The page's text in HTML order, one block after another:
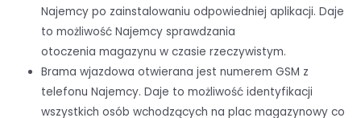
Najemcy po zainstalowaniu odpowiedniej aplikacji. Daje
to możliwość Najemcy sprawdzania
otoczenia magazynu w czasie rzeczywistym.
Brama wjazdowa otwierana jest numerem GSM z
telefonu Najemcy. Daje to możliwość identyfikacji
wszystkich osób wchodzących na plac magazynowy co